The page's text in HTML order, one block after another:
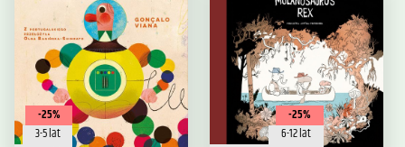
-25%
3-5 lat
-25%
6-12 lat